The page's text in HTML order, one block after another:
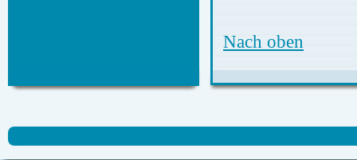
Nach oben